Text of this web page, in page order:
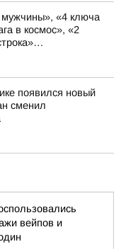
мужчины», «4 ключа
в космос», «2
появился новый
сменил
вейпов и